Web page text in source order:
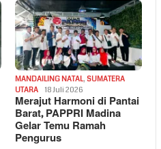
MANDAILING NATAL, SUMATERA
UTARA
18 Juli 2026
Merajut Harmoni di Pantai
Barat, PAPPRI Madina
Gelar Temu Ramah
Pengurus